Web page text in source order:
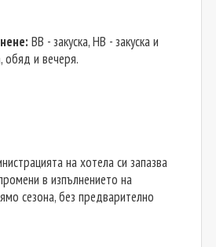
BB - закуска, HB - закуска и
обяд и вечеря.
на хотела си запазва
в изпълнението на
сезона, без предварително